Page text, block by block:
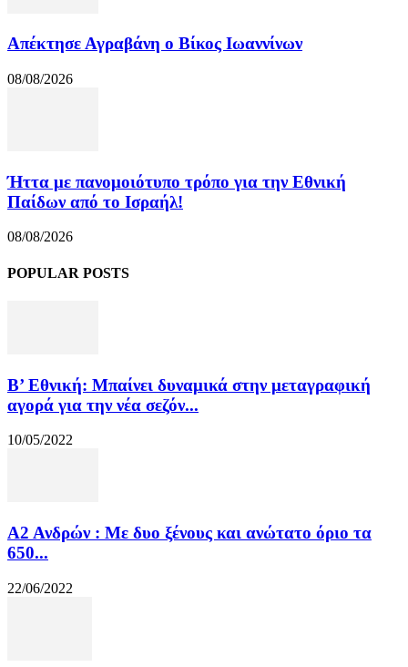
Απέκτησε Αγραβάνη ο Βίκος Ιωαννίνων
08/08/2026
Ήττα με πανομοιότυπο τρόπο για την Εθνική
Παίδων από το Ισραήλ!
08/08/2026
POPULAR POSTS
Β’ Εθνική: Μπαίνει δυναμικά στην μεταγραφική
αγορά για την νέα σεζόν...
10/05/2022
Α2 Ανδρών : Με δυο ξένους και ανώτατο όριο τα
650...
22/06/2022